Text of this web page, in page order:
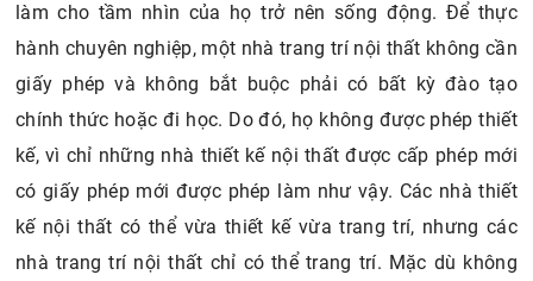
làm cho tầm nhìn của họ trở nên sống động. Để thực
hành chuyên nghiệp, một nhà trang trí nội thất không cần
giấy phép và không bắt buộc phải có bất kỳ đào tạo
chính thức hoặc đi học. Do đó, họ không được phép thiết
kế, vì chỉ những nhà thiết kế nội thất được cấp phép mới
có giấy phép mới được phép làm như vậy. Các nhà thiết
kế nội thất có thể vừa thiết kế vừa trang trí, nhưng các
nhà trang trí nội thất chỉ có thể trang trí. Mặc dù không